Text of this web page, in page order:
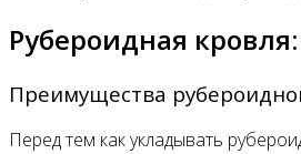
Рубероидная
Преимущества
Перед тем как укладывать